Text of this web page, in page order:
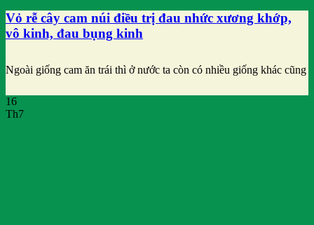
Vỏ rễ cây cam núi điều trị đau nhức xương khớp,
vô kinh, đau bụng kinh
Ngoài giống cam ăn trái thì ở nước ta còn có nhiều giống khác cũng
16
Th7